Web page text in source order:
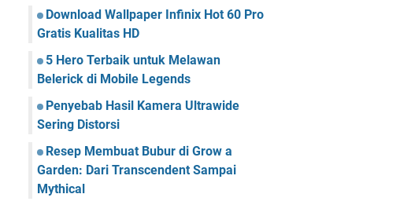
Download Wallpaper Infinix Hot 60 Pro
Gratis Kualitas HD
5 Hero Terbaik untuk Melawan
Belerick di Mobile Legends
Penyebab Hasil Kamera Ultrawide
Sering Distorsi
Resep Membuat Bubur di Grow a
Garden: Dari Transcendent Sampai
Mythical